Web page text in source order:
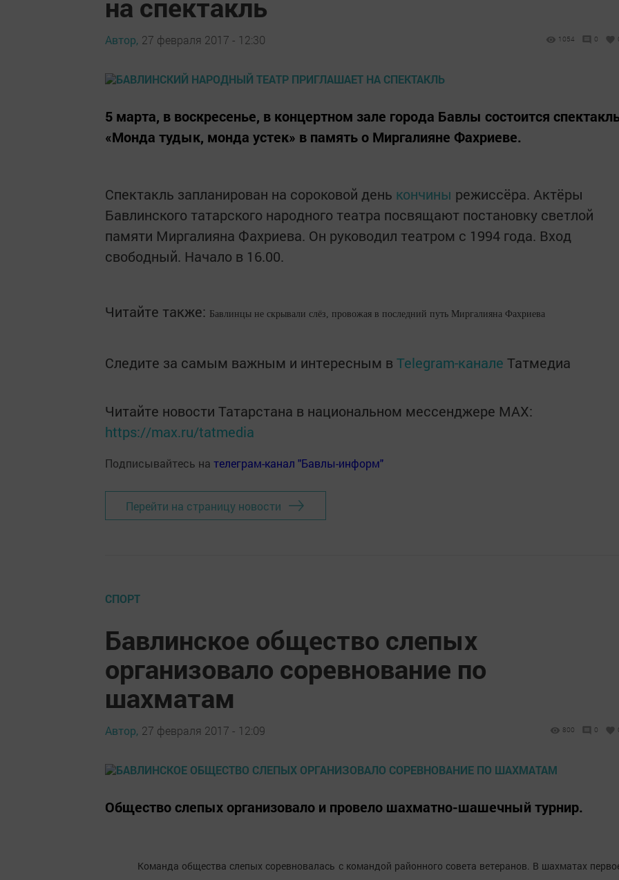
на спектакль
Автор, 27 февраля 2017 - 12:30 1054 0
5 марта, в воскресенье, в концертном зале города Бавлы состоится
«Монда тудык, монда устек» в память о Миргалияне Фахриеве.
Спектакль запланирован на сороковой день кончины режиссёра. Актёры
Бавлинского татарского народного театра посвящают постановку светлой
памяти Миргалияна Фахриева. Он руководил театром с 1994 года. Вход
свободный. Начало в 16.00.
Читайте также: Бавлинцы не скрывали слёз, провожая в последний путь Миргалияна Фахриева
Следите за самым важным и интересным в Telegram-канале Татмедиа
Читайте новости Татарстана в национальном мессенджере MАХ:
https://max.ru/tatmedia
Подписывайтесь на телеграм-канал "Бавлы-информ"
Перейти на страницу новости
СПОРТ
Бавлинское общество слепых
организовало соревнование по
шахматам
Автор, 27 февраля 2017 - 12:09 800 0
Общество слепых организовало и провело шахматно-шашечный турнир.
Команда общества слепых соревновалась с командой районного совета ветеранов. В шахматах